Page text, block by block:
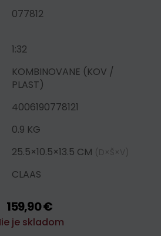
077812
1:32
KOMBINOVANE (KOV /
PLAST)
4006190778121
0.9 KG
25.5×10.5×13.5 CM (D×Š×V)
CLAAS
159,90 €
je skladom